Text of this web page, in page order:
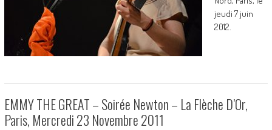
jeudi 7 juin
2012.
EMMY THE GREAT – Soirée Newton – La Flèche D’Or,
Paris, Mercredi 23 Novembre 2011